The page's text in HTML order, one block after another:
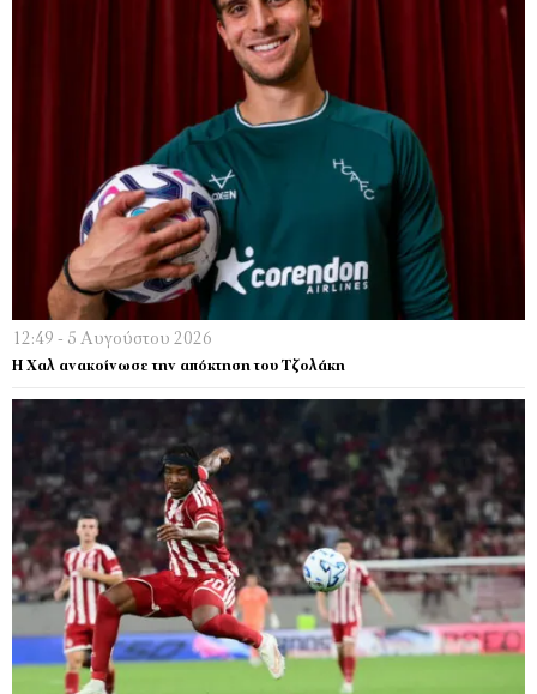
12:49 - 5 Αυγούστου 2026
Η Χαλ ανακοίνωσε την απόκτηση του Τζολάκη